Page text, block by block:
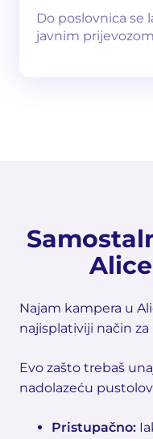
Do poslovnica se
javnim
Najam kampera u
najisplativiji način
Evo zašto trebaš
nadolazeću
Pristupačno: